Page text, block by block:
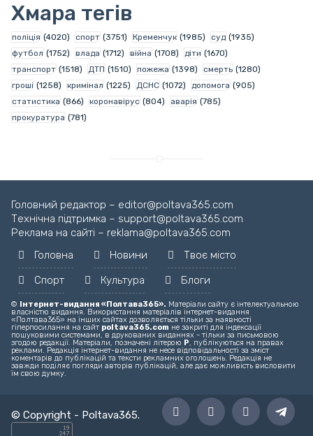
Хмара тегів
поліція (4020) спорт (3751) Кременчук (1985) суд (1935)
футбол (1752) влада (1712) війна (1708) діти (1670)
транспорт (1518) ДТП (1510) пожежа (1398) смерть (1280)
гроші (1258) кримінал (1225) ДСНС (1072) допомога (905)
статистика (866) коронавірус (804) аварія (785)
прокуратура (781)
Головний редактор – editor@poltava365.com
Технічна підтримка – support@poltava365.com
Реклама на сайті – reklama@poltava365.com
Головна
Новини
Твоє місто
Спорт
Культура Блоги
© Інтернет-видання «Полтава365». Матеріали сайту є інтелектуальною
власністю видання. Використання матеріалів інтернет-видання
«Полтава365» на інших сайтах дозволяється тільки за наявності
гіперпосилання на сайт poltava365.com не закриті для індексації
пошуковими системами, в друкованих виданнях - тільки за письмовою
згодою редакції. Матеріали, позначені літерою Р, публікуються на правах
реклами. Редакція інтернет-видання не несе відповідальності за зміст
коментарів до публікацій та тексти рекламних оголошень. Редакція не
завжди поділяє погляди авторів публікацій, але дає можливість висловити
їм свою думку.
© Copyright - Poltava365.